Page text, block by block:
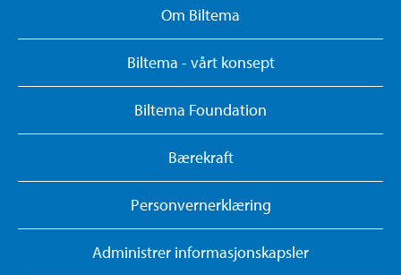
Om Biltema
Biltema - vårt konsept
Biltema Foundation
Bærekraft
Personvernerklæring
Administrer informasjonskapsler